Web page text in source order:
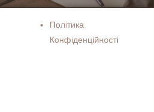
Політика
Конфіденційності